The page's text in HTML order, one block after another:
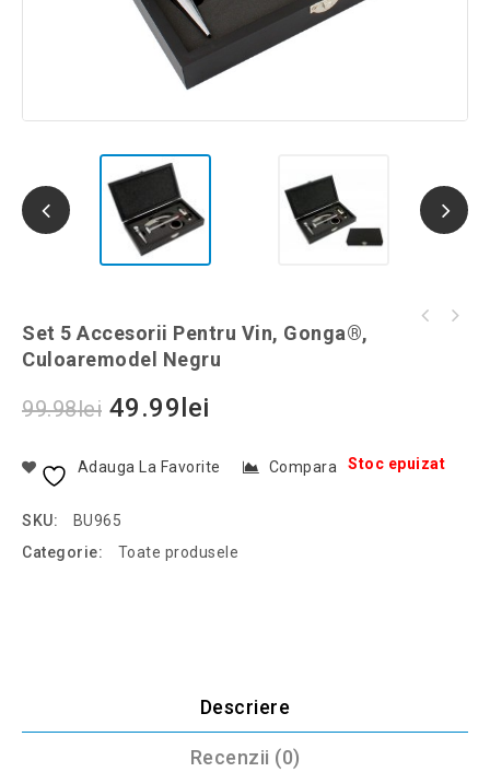
Set 5 Accesorii Pentru Vin, Gonga®,
Culoaremodel Negru
99.98lei 49.99 lei
Stoc epuizat
Adauga La Favorite Compara
SKU:
BU965
Categorie:
Toate produsele
Descriere
Recenzii (0)